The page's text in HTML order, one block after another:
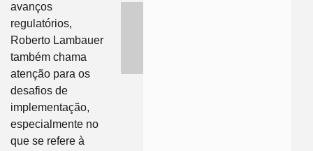
avanços
regulatórios,
Roberto Lambauer
também chama
atenção para os
desafios de
implementação,
especialmente no
que se refere à